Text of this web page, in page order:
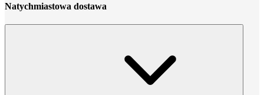
Natychmiastowa dostawa